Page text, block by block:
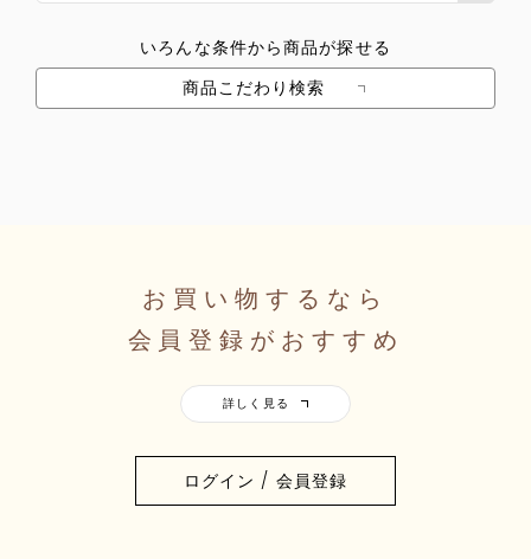
いろんな条件から商品が探せる
商品こだわり検索
お買い物するなら
会員登録がおすすめ
ログイン / 会員登録